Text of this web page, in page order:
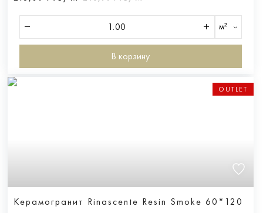
м²
В корзину
OUTLET
Керамогранит Rinascente Resin Smoke 60*120